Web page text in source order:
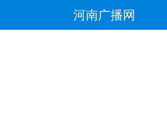
河南广播网